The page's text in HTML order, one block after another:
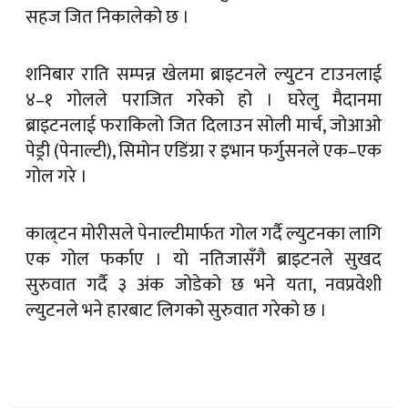
सहज जित निकालेको छ ।
शनिबार राति सम्पन्न खेलमा ब्राइटनले ल्युटन टाउनलाई
४–१ गोलले पराजित गरेको हो । घरेलु मैदानमा
ब्राइटनलाई फराकिलो जित दिलाउन सोली मार्च, जोआओ
पेड्री (पेनाल्टी), सिमोन एडिंग्रा र इभान फर्गुसनले एक–एक
गोल गरे ।
काल्र्टन मोरीसले पेनाल्टीमार्फत गोल गर्दै ल्युटनका लागि
एक गोल फर्काए । यो नतिजासँगै ब्राइटनले सुखद
सुरुवात गर्दै ३ अंक जोडेको छ भने यता, नवप्रवेशी
ल्युटनले भने हारबाट लिगको सुरुवात गरेको छ ।